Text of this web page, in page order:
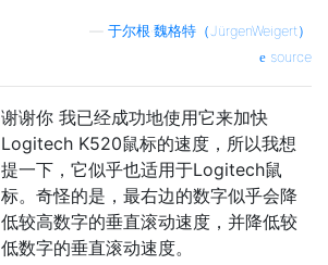
于尔根·魏格特（JürgenWeigert）
source
谢谢你 我已经成功地使用它来加快
Logitech K520鼠标的速度，所以我想
提一下，它似乎也适用于Logitech鼠
标。奇怪的是，最右边的数字似乎会降
低较高数字的垂直滚动速度，并降低较
低数字的垂直滚动速度。